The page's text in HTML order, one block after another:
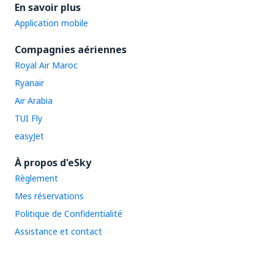
En savoir plus
Application mobile
Compagnies aériennes
Royal Air Maroc
Ryanair
Air Arabia
TUI Fly
easyJet
À propos d'eSky
Règlement
Mes réservations
Politique de Confidentialité
Assistance et contact